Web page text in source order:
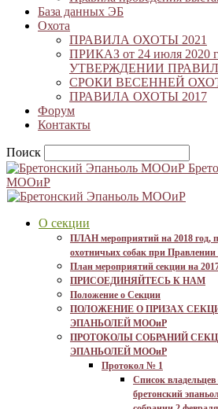
База данных ЭБ
Охота
ПРАВИЛА ОХОТЫ 2021
ПРИКАЗ от 24 июля 2020
УТВЕРЖДЕНИИ
СРОКИ ВЕСЕННЕЙ
ПРАВИЛА ОХОТЫ 2017
Форум
Контакты
Поиск
МООиР
О секции
ПЛАН мероприятий на 2018 год,
охотничьих собак при
План мероприятий секции на
ПРИСОЕДИНЯЙТЕСЬ К НАМ
Положение о Секции
ПОЛОЖЕНИЕ О ПРИЗАХ
ЭПАНЬОЛЕЙ МООиР
ПРОТОКОЛЫ СОБРАНИЙ
ЭПАНЬОЛЕЙ МООиР
Протокол № 1
Список
бретонский